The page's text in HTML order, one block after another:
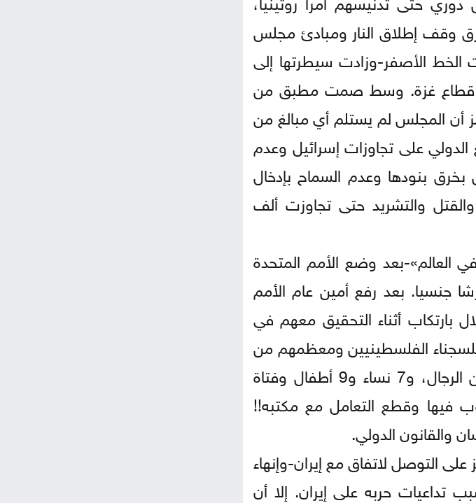
وقف إطلاق النار ومبادئ مجلس
الخط الأصفر-وزادت سيطرتها إلى
للسيطرة على 70% من مساحة قطاع غزة. وسط صمت مطبق من
أن المجلس لم يستلم أي مبالغ من
على تجاوزات إسرائيل وعدم
بخرق بنودها وعدم السماح بإدخال
والتشريد حتى تجاوزت ألف
العالم»-بعد وضع الأمم المتحدة
جنسيا. بعد رفع أمين عام الأمم
بارتكاب أثناء التحقيق معهم في
الفلسطينيين ومعظمهم من
قطاع غزة. وقد تم توثيق 31 حالة اعتداء جنسي شملت 14 معتقلاً من الرجال، و7 نساء و9 أطفال وفتاة
فيها وقطع التعامل مع مكتبه!!
والقانون الدولي.
التوصل لاتفاق مع إيران-وإنهاء
تداعيات حربه على إيران. إلا أن